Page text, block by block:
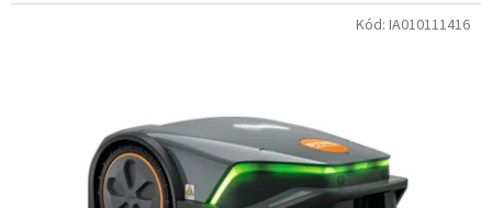
Kód: IA010111416